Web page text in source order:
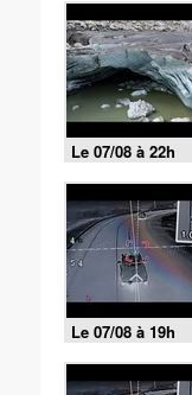
Le 07/08 à 22h
Le 07/08 à 19h